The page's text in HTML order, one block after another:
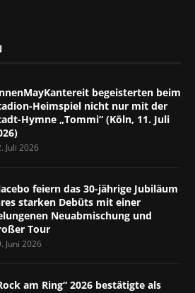
begeisterten beim
Heimspiel nicht nur mit der
Hymne „Tommi“ (Köln, 11. Juli
Juli 2026
feiern das 30-jährige Jubiläum
starken Debüts mit einer
Neuabmischung und
Tour
Juni 2026
am Ring“ 2026 bestätigte als